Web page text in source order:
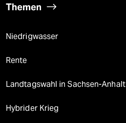
Themen
Niedrigwasser
Rente
Landtagswahl in Sachsen-Anhalt
Hybrider Krieg